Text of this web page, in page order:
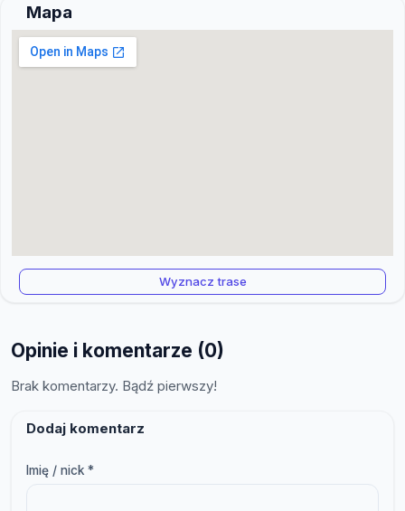
Mapa
Wyznacz trase
Opinie i komentarze (0)
Brak komentarzy. Bądź pierwszy!
Dodaj komentarz
Imię / nick *